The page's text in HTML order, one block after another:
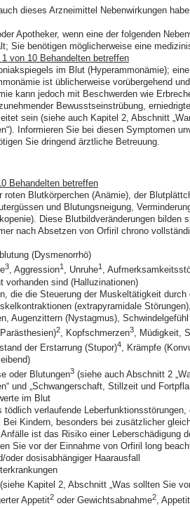
dieses Arzneimittel Nebenwirkungen
Apotheker, wenn eine der folgenden
Sie benötigen möglicherweise eine
von 10 Behandelten betreffen
im Blut (Hyperammonämie);
ist üblicherweise vorübergehend
kann jedoch mit Beschwerden wie
Bewusstseinstrübung,
sein (siehe auch Kapitel 2, Abschnitt
Informieren Sie bei diesen Symptomen
Sie dringend ärztliche Betreuung.
Behandelten betreffen
roten Blutkörperchen (Anämie), der
und Blutungsneigung,
Diese Blutbildveränderungen bilden
nach Absetzen von Orfiril chrono
(Dysmenorrhö)
3, Aggression1 , Unruhe1 ,
vorhanden sind (Halluzinationen)
die die Steuerung der Muskeltätigkeit
(extrapyramidale
Augenzittern (Nystagmus), Schwindelgefühl
2 , Kopfschmerzen3
, Müdigkeit,
der Erstarrung (Stupor)4, Krämpfe
oder Blutungen3 (siehe auch Abschnitt 2
und „Schwangerschaft, Stillzeit und
im Blut
tödlich verlaufende
Kindern, besonders bei zusätzlicher
ist das Risiko einer Leberschädigung
Sie vor der Einnahme von Orfiril long
oder dosisabhängiger Haarausfall
(siehe Kapitel 2, Abschnitt „Was sollten Sie
Appetit2 oder Gewichtsabnahme2 ,